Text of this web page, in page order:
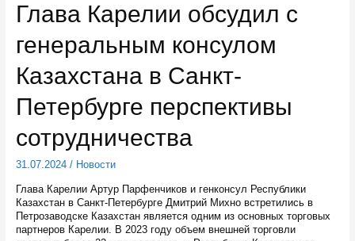
эфире
на
вопросы
о
догазификации
Глава Карелии обсудил с
генеральным консулом
Казахстана в Санкт-
Петербурге перспективы
сотрудничества
31.07.2024/ Новости
Глава Карелии Артур Парфенчиков и генконсул Республики
Казахстан в Санкт-Петербурге Дмитрий Михно встретились в
Петрозаводске Казахстан является одним из основных торговых
партнеров Карелии. В 2023 году объем внешней торговли